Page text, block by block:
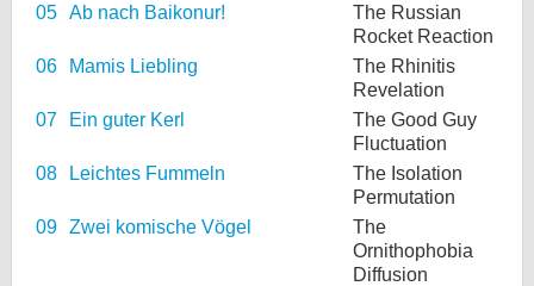
05 Ab nach Baikonur!
The Russian
Rocket Reaction
06
Mamis Liebling
The Rhinitis
Revelation
07
Ein guter Kerl
The Good Guy
Fluctuation
08
Leichtes Fummeln
The Isolation
Permutation
09 Zwei komische Vögel
The
Ornithophobia
Diffusion